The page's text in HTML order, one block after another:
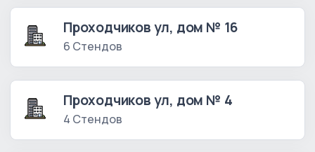
Проходчиков ул, дом № 16
6 Стендов
Проходчиков ул, дом № 4
4 Стендов